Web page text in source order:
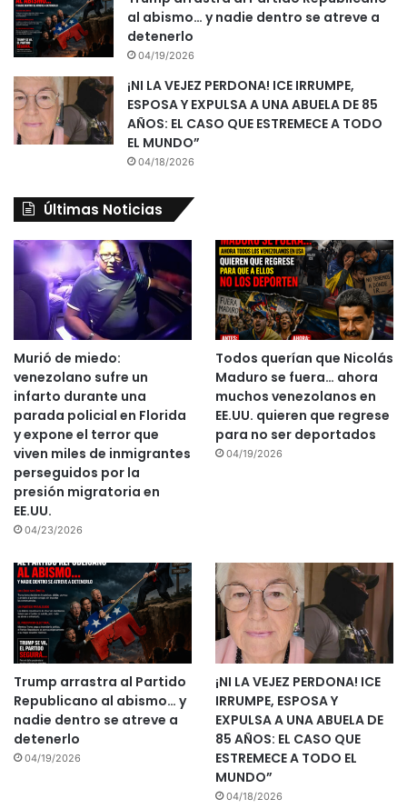
al abismo… y nadie dentro se atreve a
detenerlo
04/19/2026
¡NI LA VEJEZ PERDONA! ICE IRRUMPE,
ESPOSA Y EXPULSA A UNA ABUELA DE 85
AÑOS: EL CASO QUE ESTREMECE A TODO
EL MUNDO”
04/18/2026
Últimas Noticias
Murió de miedo:
venezolano sufre un
infarto durante una
parada policial en Florida
y expone el terror que
viven miles de inmigrantes
perseguidos por la
presión migratoria en
EE.UU.
04/23/2026
Todos querían que Nicolás
Maduro se fuera… ahora
muchos venezolanos en
EE.UU. quieren que regrese
para no ser deportados
04/19/2026
Trump arrastra al Partido
Republicano al abismo… y
nadie dentro se atreve a
detenerlo
04/19/2026
¡NI LA VEJEZ PERDONA! ICE
IRRUMPE, ESPOSA Y
EXPULSA A UNA ABUELA DE
85 AÑOS: EL CASO QUE
ESTREMECE A TODO EL
MUNDO”
04/18/2026